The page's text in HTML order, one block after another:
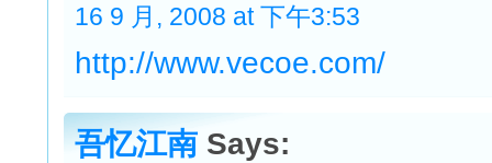
16 9 月, 2008 at 下午3:53
http://www.vecoe.com/
吾忆江南 Says: